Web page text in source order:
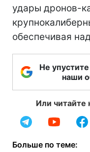
удары дронов-
обеспечивая
Не
наши
Или читайте
Больше по теме: